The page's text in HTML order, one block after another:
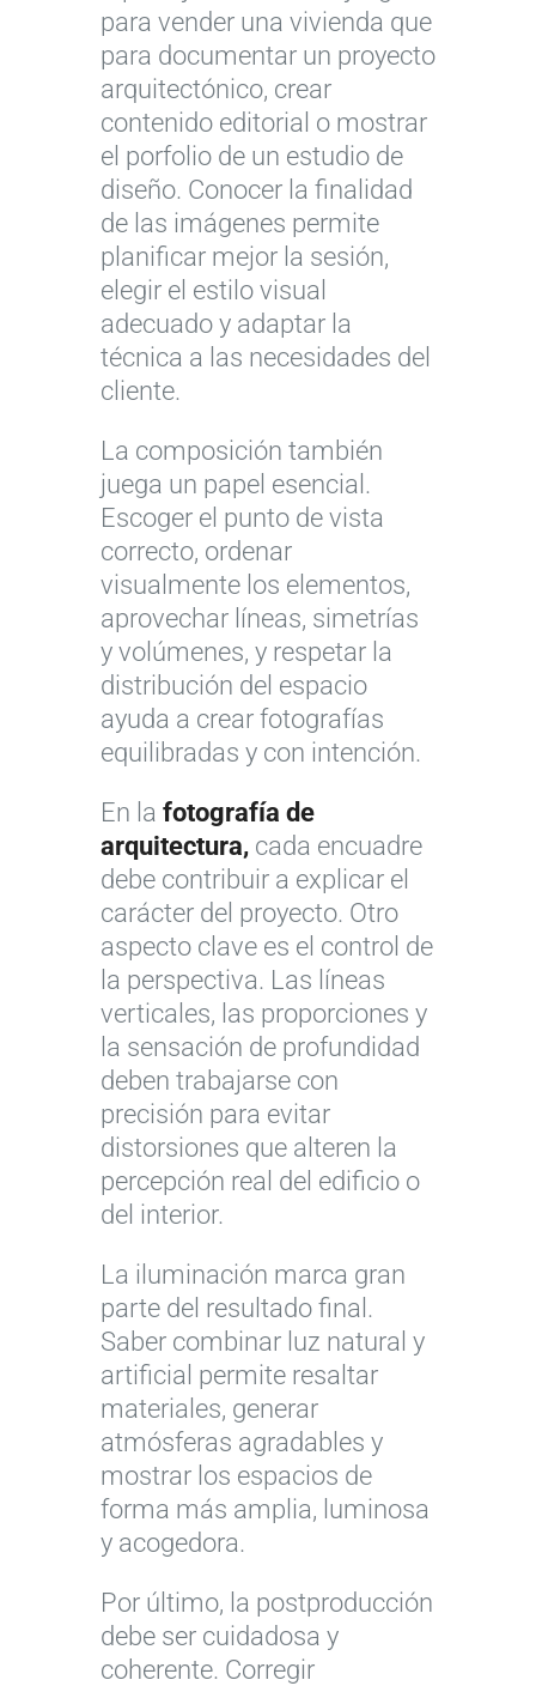
para vender una vivienda que
para documentar un proyecto
arquitectónico, crear
contenido editorial o mostrar
el porfolio de un estudio de
diseño. Conocer la finalidad
de las imágenes permite
planificar mejor la sesión,
elegir el estilo visual
adecuado y adaptar la
técnica a las necesidades del
cliente.
La composición también
juega un papel esencial.
Escoger el punto de vista
correcto, ordenar
visualmente los elementos,
aprovechar líneas, simetrías
y volúmenes, y respetar la
distribución del espacio
ayuda a crear fotografías
equilibradas y con intención.
En la fotografía de
arquitectura, cada encuadre
debe contribuir a explicar el
carácter del proyecto. Otro
aspecto clave es el control de
la perspectiva. Las líneas
verticales, las proporciones y
la sensación de profundidad
deben trabajarse con
precisión para evitar
distorsiones que alteren la
percepción real del edificio o
del interior.
La iluminación marca gran
parte del resultado final.
Saber combinar luz natural y
artificial permite resaltar
materiales, generar
atmósferas agradables y
mostrar los espacios de
forma más amplia, luminosa
y acogedora.
Por último, la postproducción
debe ser cuidadosa y
coherente. Corregir